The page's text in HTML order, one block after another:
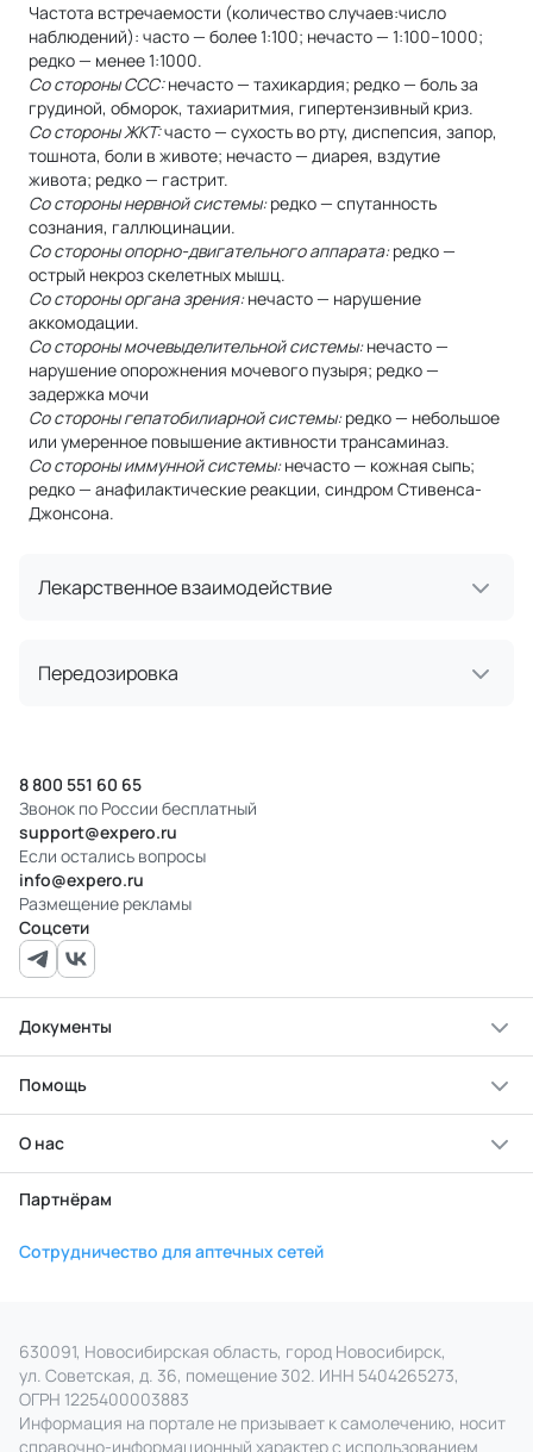
Частота встречаемости (количество случаев:число
наблюдений): часто — более 1:100; нечасто — 1:100–1000;
редко — менее 1:1000.
Со стороны ССС:нечасто — тахикардия; редко — боль за
грудиной, обморок, тахиаритмия, гипертензивный криз.
Со стороны ЖКТ:часто — сухость во рту, диспепсия, запор,
тошнота, боли в животе; нечасто — диарея, вздутие
живота; редко — гастрит.
Со стороны нервной системы:редко — спутанность
сознания, галлюцинации.
Со стороны опорно-двигательного аппарата:редко —
острый некроз скелетных мышц.
Со стороны органа зрения:нечасто — нарушение
аккомодации.
Со стороны мочевыделительной системы:нечасто —
нарушение опорожнения мочевого пузыря; редко —
задержка мочи
Со стороны гепатобилиарной системы:редко — небольшое
или умеренное повышение активности трансаминаз.
Со стороны иммунной системы:нечасто — кожная сыпь;
редко — анафилактические реакции, синдром Стивенса-
Джонсона.
Лекарственное взаимодействие
Передозировка
8 800 551 60 65
Звонок по России бесплатный
support@expero.ru
Если остались вопросы
info@expero.ru
Размещение рекламы
Соцсети
Документы
Помощь
О нас
Партнёрам
Сотрудничество для аптечных сетей
630091, Новосибирская область, город Новосибирск,
ул. Советская, д. 36, помещение 302. ИНН 5404265273,
ОГРН 1225400003883
Информация на портале не призывает к самолечению, носит
справочно‑информационный характер с использованием